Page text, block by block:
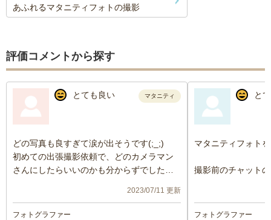
あふれるマタニティフォトの撮影
評価コメントから探す
とても良い マタニティ
どの写真も良すぎて涙が出そうです(;_;)
初めての出張撮影依頼で、どのカメラマン
さんにしたらいいのかも分からずでした
暑い中でしたが、楽しい撮影時間になりま
2023/07/11 更新
フォトグラファー
と
マタニティフォト
撮影前のチャット
撮影できました。
フォトグラファー